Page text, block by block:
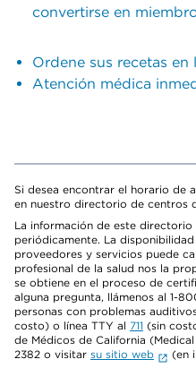
convertirse en
Ordene sus recetas en
Atención médica
Si desea encontrar el horario de
en nuestro directorio de centros
La información de este directorio
periódicamente. La
proveedores y servicios puede
profesional de la salud nos la
se obtiene en el proceso de
alguna pregunta, llámenos al 1-
personas con problemas
costo) o línea TTY al 711 (sin
de Médicos de California
2382 o visitar su sitio web
(en